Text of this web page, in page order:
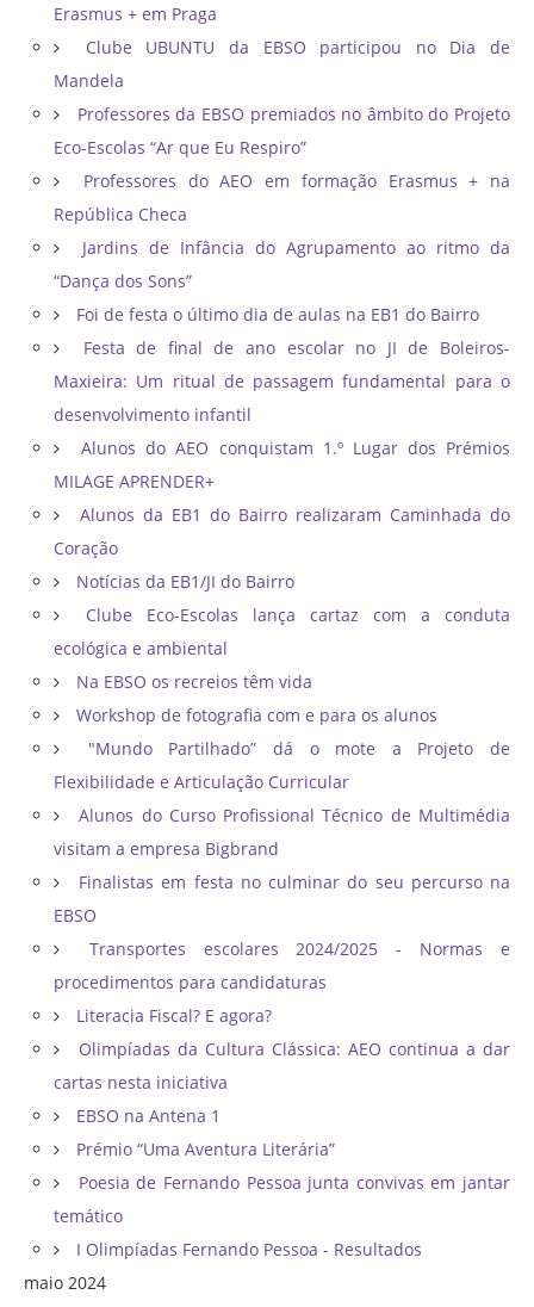
Erasmus + em Praga
Clube UBUNTU da EBSO participou no Dia de
Mandela
Professores da EBSO premiados no âmbito do Projeto
Eco-Escolas “Ar que Eu Respiro”
Professores do AEO em formação Erasmus + na
República Checa
Jardins de Infância do Agrupamento ao ritmo da
“Dança dos Sons”
Foi de festa o último dia de aulas na EB1 do Bairro
Festa de final de ano escolar no JI de Boleiros-
Maxieira: Um ritual de passagem fundamental para o
desenvolvimento infantil
Alunos do AEO conquistam 1.º Lugar dos Prémios
MILAGE APRENDER+
Alunos da EB1 do Bairro realizaram Caminhada do
Coração
Notícias da EB1/JI do Bairro
Clube Eco-Escolas lança cartaz com a conduta
ecológica e ambiental
Na EBSO os recreios têm vida
Workshop de fotografia com e para os alunos
"Mundo Partilhado” dá o mote a Projeto de
Flexibilidade e Articulação Curricular
Alunos do Curso Profissional Técnico de Multimédia
visitam a empresa Bigbrand
Finalistas em festa no culminar do seu percurso na
EBSO
Transportes escolares 2024/2025 - Normas e
procedimentos para candidaturas
Literacia Fiscal? E agora?
Olimpíadas da Cultura Clássica: AEO continua a dar
cartas nesta iniciativa
EBSO na Antena 1
Prémio “Uma Aventura Literária”
Poesia de Fernando Pessoa junta convivas em jantar
temático
I Olimpíadas Fernando Pessoa - Resultados
maio 2024